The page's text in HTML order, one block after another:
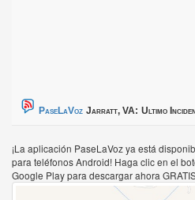
PaseLaVoz Jarratt, VA: Ultimo
¡La aplicación PaseLaVoz ya está
para teléfonos Android! Haga clic en el
Google Play para descargar ahora